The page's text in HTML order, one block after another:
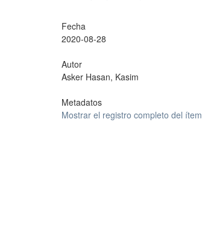
Fecha
2020-08-28
Autor
Asker Hasan, Kasim
Metadatos
Mostrar el registro completo del ítem